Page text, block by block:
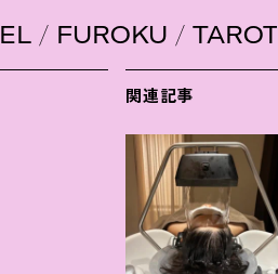
FUROKU TAROT
関連記事